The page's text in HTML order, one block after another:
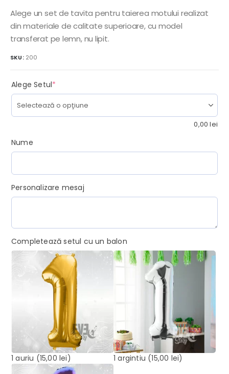
Alege un set de tavita pentru taierea motului realizat
din materiale de calitate superioare, cu model
transferat pe lemn, nu lipit.
SKU: 200
Alege Setul*
0,00lei
Nume
Personalizare mesaj
Completează setul cu un balon
1 auriu (15,00 lei) 1 argintiu (15,00 lei)